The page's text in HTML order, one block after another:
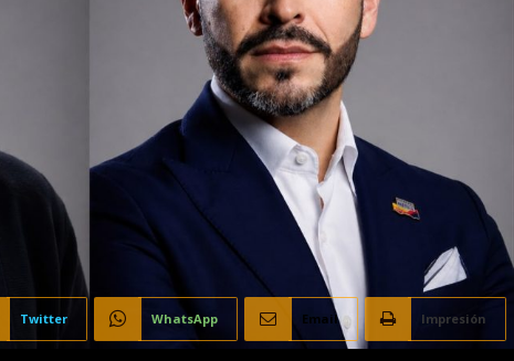
Twitter WhatsApp Email Impresión